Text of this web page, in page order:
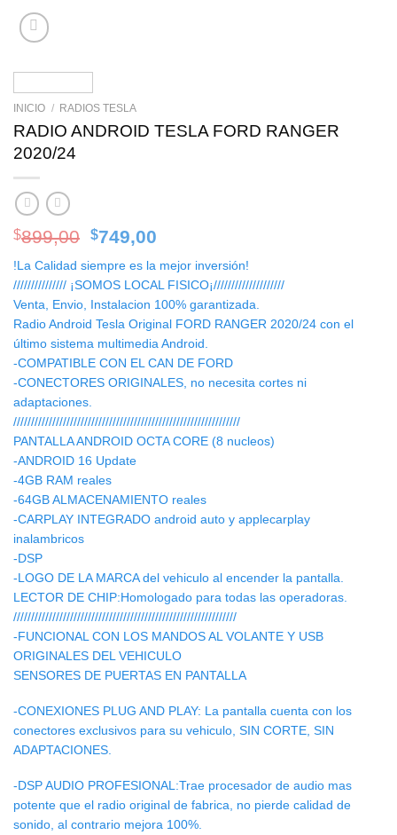
INICIO / RADIOS TESLA
RADIO ANDROID TESLA FORD RANGER
2020/24
$899,00 Original
was:
$899,00.
$749,00
is:
$749,00.
!La Calidad siempre es la mejor inversión!
/////////////// ¡SOMOS LOCAL FISICO¡////////////////////
Venta, Envio, Instalacion 100% garantizada.
Radio Android Tesla Original FORD RANGER 2020/24 con el
último sistema multimedia Android.
-COMPATIBLE CON EL CAN DE FORD
-CONECTORES ORIGINALES, no necesita cortes ni
adaptaciones.
////////////////////////////////////////////////////////////////
PANTALLA ANDROID OCTA CORE (8 nucleos)
-ANDROID 16 Update
-4GB RAM reales
-64GB ALMACENAMIENTO reales
-CARPLAY INTEGRADO android auto y applecarplay
inalambricos
-DSP
-LOGO DE LA MARCA del vehiculo al encender la pantalla.
LECTOR DE CHIP:Homologado para todas las operadoras.
///////////////////////////////////////////////////////////////
-FUNCIONAL CON LOS MANDOS AL VOLANTE Y USB
ORIGINALES DEL VEHICULO
SENSORES DE PUERTAS EN PANTALLA
-CONEXIONES PLUG AND PLAY: La pantalla cuenta con los
conectores exclusivos para su vehiculo, SIN CORTE, SIN
ADAPTACIONES.
-DSP AUDIO PROFESIONAL:Trae procesador de audio mas
potente que el radio original de fabrica, no pierde calidad de
sonido, al contrario mejora 100%.